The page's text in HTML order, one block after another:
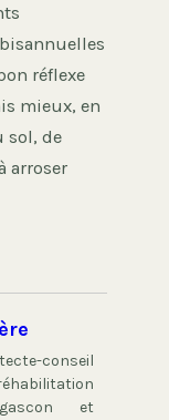
réflexe
mieux, en
sol, de
arroser
conseil
et